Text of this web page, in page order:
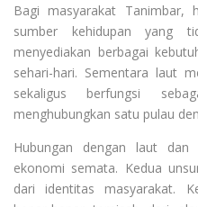
Bagi masyarakat Tanimbar,
sumber kehidupan yang
menyediakan berbagai
sehari-hari. Sementara laut
sekaligus berfungsi
menghubungkan satu pulau
Hubungan dengan laut
ekonomi semata. Kedua
dari identitas masyarakat.